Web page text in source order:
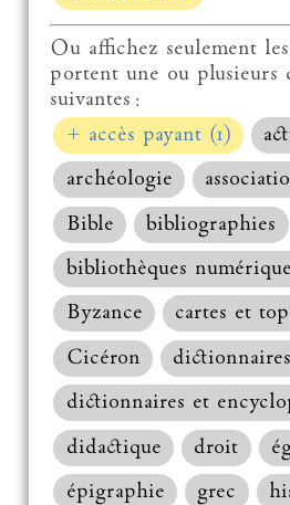
Ou affichez seulement
portent une ou plusieurs
suivantes :
+ accès payant (1)
archéologie
Bible
bibliographies
bibliothèques
Byzance
cartes et
Cicéron
dictionnaires et
didactique
droit
épigraphie
grec